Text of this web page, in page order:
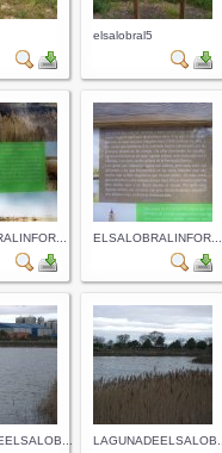
elsalobral5
ELSALOBRALINFOR...
LAGUNADEELSALOB...